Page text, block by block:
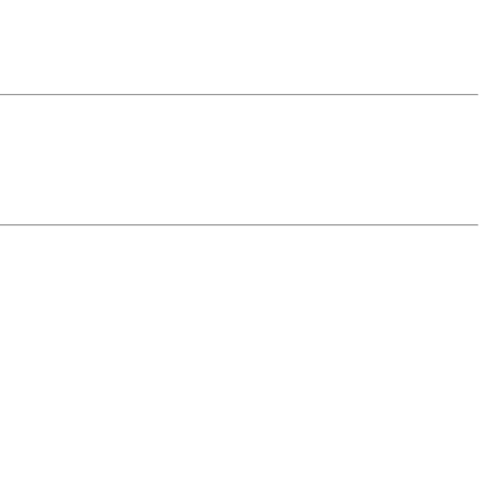
Vipps, Klarna och Google Pay.
debiteras kortet/fakturan.